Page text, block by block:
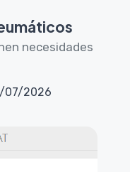
necesidades
07/2026